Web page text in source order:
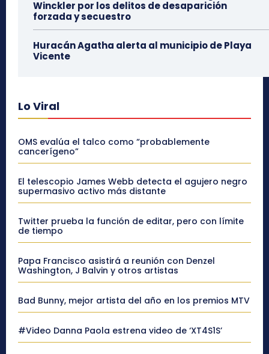
Winckler por los delitos de desaparición
forzada y secuestro
Huracán Agatha alerta al municipio de Playa
Vicente
Lo Viral
OMS evalúa el talco como “probablemente
cancerígeno”
El telescopio James Webb detecta el agujero negro
supermasivo activo más distante
Twitter prueba la función de editar, pero con límite
de tiempo
Papa Francisco asistirá a reunión con Denzel
Washington, J Balvin y otros artistas
Bad Bunny, mejor artista del año en los premios MTV
#Video Danna Paola estrena video de ‘XT4S1S’